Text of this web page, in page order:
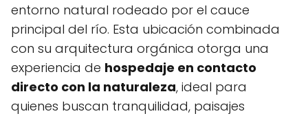
entorno natural rodeado por el cauce
principal del río. Esta ubicación combinada
con su arquitectura orgánica otorga una
experiencia de hospedaje en contacto
directo con la naturaleza, ideal para
quienes buscan tranquilidad, paisajes